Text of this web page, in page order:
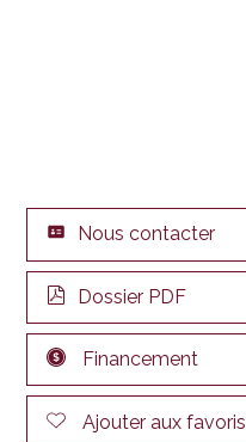
Nous contacter
Dossier PDF
Financement
Ajouter aux favoris